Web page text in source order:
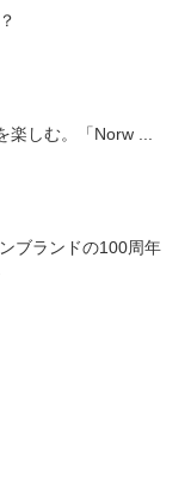
楽しむ。「Norw ...
ブランドの100周年